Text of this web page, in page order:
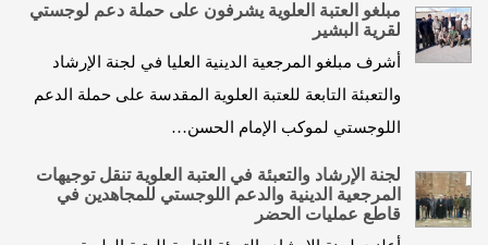
مبلغو العتبة العلوية يشرفون على حملة دعم لوجستي
لقرية البشير
أشرف مبلغو المرجعية الدينية العليا في لجنة الإرشاد
والتعبئة التابعة للعتبة العلوية المقدسة على حملة الدعم
اللوجستي لموكب الإمام الحسن…
لجنة الإرشاد والتعبئة في العتبة العلوية تنقل توجيهات
المرجعية الدينية والدعم اللوجستي للمجاهدين في
قاطع عمليات الحضر